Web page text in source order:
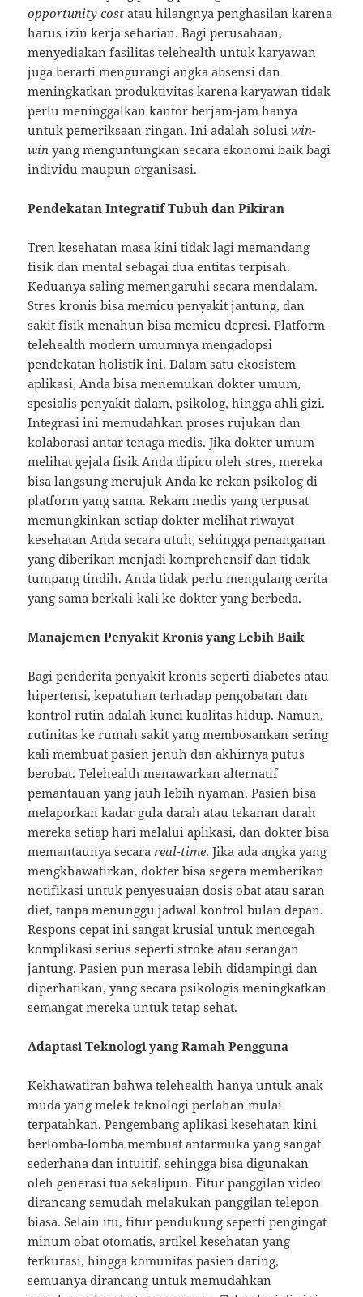
opportunity cost atau hilangnya penghasilan karena
harus izin kerja seharian. Bagi perusahaan,
menyediakan fasilitas telehealth untuk karyawan
juga berarti mengurangi angka absensi dan
meningkatkan produktivitas karena karyawan tidak
perlu meninggalkan kantor berjam-jam hanya
untuk pemeriksaan ringan. Ini adalah solusiwin-
win yang menguntungkan secara ekonomi baik bagi
individu maupun organisasi.
Pendekatan Integratif Tubuh dan Pikiran
Tren kesehatan masa kini tidak lagi memandang
fisik dan mental sebagai dua entitas terpisah.
Keduanya saling memengaruhi secara mendalam.
Stres kronis bisa memicu penyakit jantung, dan
sakit fisik menahun bisa memicu depresi. Platform
telehealth modern umumnya mengadopsi
pendekatan holistik ini. Dalam satu ekosistem
aplikasi, Anda bisa menemukan dokter umum,
spesialis penyakit dalam, psikolog, hingga ahli gizi.
Integrasi ini memudahkan proses rujukan dan
kolaborasi antar tenaga medis. Jika dokter umum
melihat gejala fisik Anda dipicu oleh stres, mereka
bisa langsung merujuk Anda ke rekan psikolog di
platform yang sama. Rekam medis yang terpusat
memungkinkan setiap dokter melihat riwayat
kesehatan Anda secara utuh, sehingga penanganan
yang diberikan menjadi komprehensif dan tidak
tumpang tindih. Anda tidak perlu mengulang cerita
yang sama berkali-kali ke dokter yang berbeda.
Manajemen Penyakit Kronis yang Lebih Baik
Bagi penderita penyakit kronis seperti diabetes atau
hipertensi, kepatuhan terhadap pengobatan dan
kontrol rutin adalah kunci kualitas hidup. Namun,
rutinitas ke rumah sakit yang membosankan sering
kali membuat pasien jenuh dan akhirnya putus
berobat. Telehealth menawarkan alternatif
pemantauan yang jauh lebih nyaman. Pasien bisa
melaporkan kadar gula darah atau tekanan darah
mereka setiap hari melalui aplikasi, dan dokter bisa
memantaunya secarareal-time. Jika ada angka yang
mengkhawatirkan, dokter bisa segera memberikan
notifikasi untuk penyesuaian dosis obat atau saran
diet, tanpa menunggu jadwal kontrol bulan depan.
Respons cepat ini sangat krusial untuk mencegah
komplikasi serius seperti stroke atau serangan
jantung. Pasien pun merasa lebih didampingi dan
diperhatikan, yang secara psikologis meningkatkan
semangat mereka untuk tetap sehat.
Adaptasi Teknologi yang Ramah Pengguna
Kekhawatiran bahwa telehealth hanya untuk anak
muda yang melek teknologi perlahan mulai
terpatahkan. Pengembang aplikasi kesehatan kini
berlomba-lomba membuat antarmuka yang sangat
sederhana dan intuitif, sehingga bisa digunakan
oleh generasi tua sekalipun. Fitur panggilan video
dirancang semudah melakukan panggilan telepon
biasa. Selain itu, fitur pendukung seperti pengingat
minum obat otomatis, artikel kesehatan yang
terkurasi, hingga komunitas pasien daring,
semuanya dirancang untuk memudahkan